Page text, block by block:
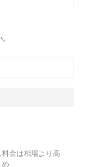
金は相場より高